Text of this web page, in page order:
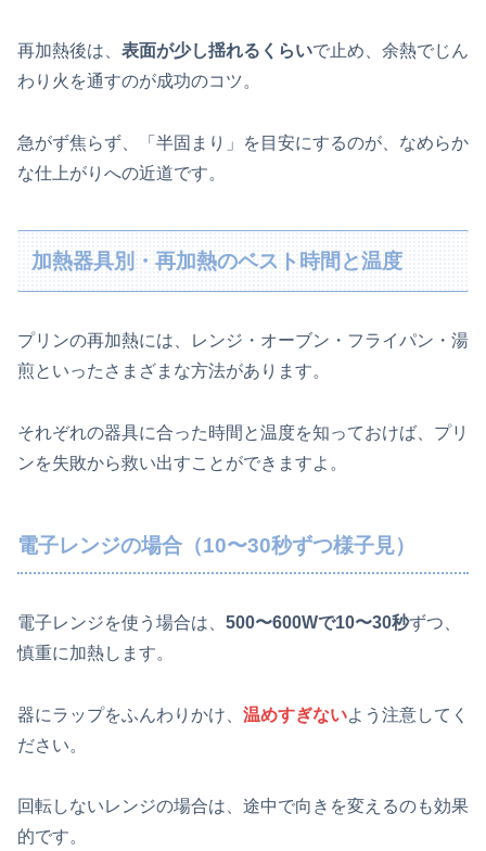
再加熱後は、 表面が少し揺れるくらいで止め、余熱でじん
わり火を通すのが成功のコツ。
急がず焦らず、「半固まり」を目安にするのが、なめらか
な仕上がりへの近道です。
加熱器具別・再加熱のベスト時間と温度
プリンの再加熱には、レンジ・オーブン・フライパン・湯
煎といったさまざまな方法があります。
それぞれの器具に合った時間と温度を知っておけば、プリ
ンを失敗から救い出すことができますよ。
電子レンジの場合（10〜30秒ずつ様子見）
電子レンジを使う場合は、 500〜600Wで10〜30秒ずつ、
慎重に加熱します。
器にラップをふんわりかけ、 温めすぎないよう注意してく
ださい。
回転しないレンジの場合は、途中で向きを変えるのも効果
的です。